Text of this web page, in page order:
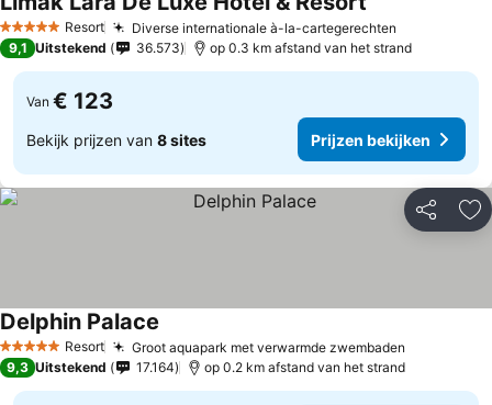
5 Sterren Resort Diverse internationale à-la-cartegerechten
9,1 Uitstekend 36.573 op 0.3 km afstand van het strand
Van € 123
Bekijk prijzen van 8 sites Prijzen bekijken
Delen
5 Sterren Resort Groot aquapark met verwarmde zwembaden
Delphin Palace
9,3 Uitstekend 17.164 op 0.2 km afstand van het strand